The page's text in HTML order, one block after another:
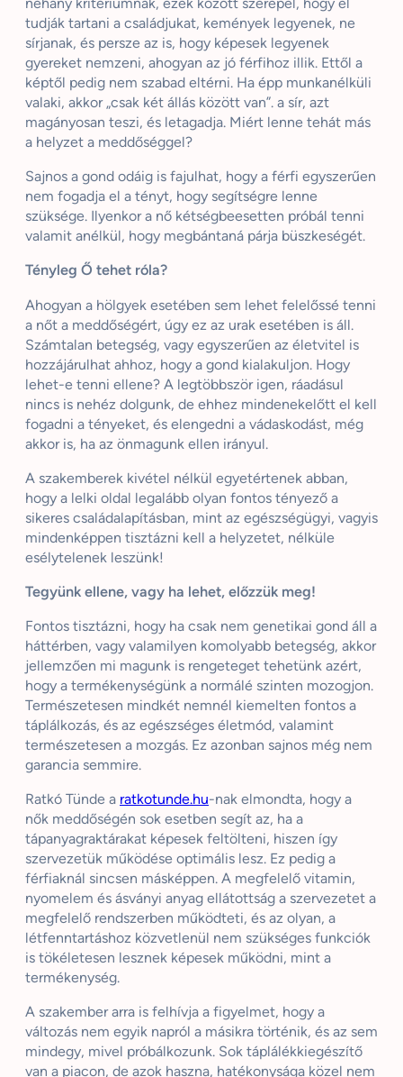
tudják tartani a családjukat, kemények legyenek, ne
sírjanak, és persze az is, hogy képesek legyenek
gyereket nemzeni, ahogyan az jó férfihoz illik. Ettől a
képtől pedig nem szabad eltérni. Ha épp munkanélküli
valaki, akkor „csak két állás között van”. a sír, azt
magányosan teszi, és letagadja. Miért lenne tehát más
a helyzet a meddőséggel?
Sajnos a gond odáig is fajulhat, hogy a férfi egyszerűen
nem fogadja el a tényt, hogy segítségre lenne
szüksége. Ilyenkor a nő kétségbeesetten próbál tenni
valamit anélkül, hogy megbántaná párja büszkeségét.
Tényleg Ő tehet róla?
Ahogyan a hölgyek esetében sem lehet felelőssé tenni
a nőt a meddőségért, úgy ez az urak esetében is áll.
Számtalan betegség, vagy egyszerűen az életvitel is
hozzájárulhat ahhoz, hogy a gond kialakuljon. Hogy
lehet-e tenni ellene? A legtöbbször igen, ráadásul
nincs is nehéz dolgunk, de ehhez mindenekelőtt el kell
fogadni a tényeket, és elengedni a vádaskodást, még
akkor is, ha az önmagunk ellen irányul.
A szakemberek kivétel nélkül egyetértenek abban,
hogy a lelki oldal legalább olyan fontos tényező a
sikeres családalapításban, mint az egészségügyi, vagyis
mindenképpen tisztázni kell a helyzetet, nélküle
esélytelenek leszünk!
Tegyünk ellene, vagy ha lehet, előzzük meg!
Fontos tisztázni, hogy ha csak nem genetikai gond áll a
háttérben, vagy valamilyen komolyabb betegség, akkor
jellemzően mi magunk is rengeteget tehetünk azért,
hogy a termékenységünk a normálé szinten mozogjon.
Természetesen mindkét nemnél kiemelten fontos a
táplálkozás, és az egészséges életmód, valamint
természetesen a mozgás. Ez azonban sajnos még nem
garancia semmire.
Ratkó Tünde a ratkotunde.hu-nak elmondta, hogy a
nők meddőségén sok esetben segít az, ha a
tápanyagraktárakat képesek feltölteni, hiszen így
szervezetük működése optimális lesz. Ez pedig a
férfiaknál sincsen másképpen. A megfelelő vitamin,
nyomelem és ásványi anyag ellátottság a szervezetet a
megfelelő rendszerben működteti, és az olyan, a
létfenntartáshoz közvetlenül nem szükséges funkciók
is tökéletesen lesznek képesek működni, mint a
termékenység.
A szakember arra is felhívja a figyelmet, hogy a
változás nem egyik napról a másikra történik, és az sem
mindegy, mivel próbálkozunk. Sok táplálékkiegészítő
van a piacon, de azok haszna, hatékonysága közel nem